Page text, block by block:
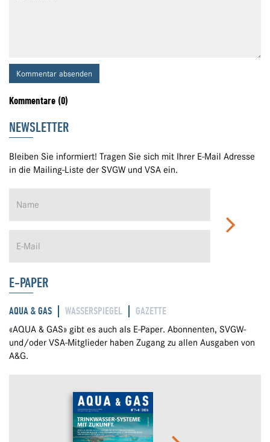
Kommentar absenden
Kommentare (0)
NEWSLETTER
Bleiben Sie informiert! Tragen Sie sich mit Ihrer E-Mail Adresse
in die Mailing-Liste der SVGW und VSA ein.
E-PAPER
AQUA & GAS WASSERSPIEGEL GAZETTE
«AQUA & GAS» gibt es auch als E-Paper. Abonnenten, SVGW-
und/oder VSA-Mitglieder haben Zugang zu allen Ausgaben von
A&G.